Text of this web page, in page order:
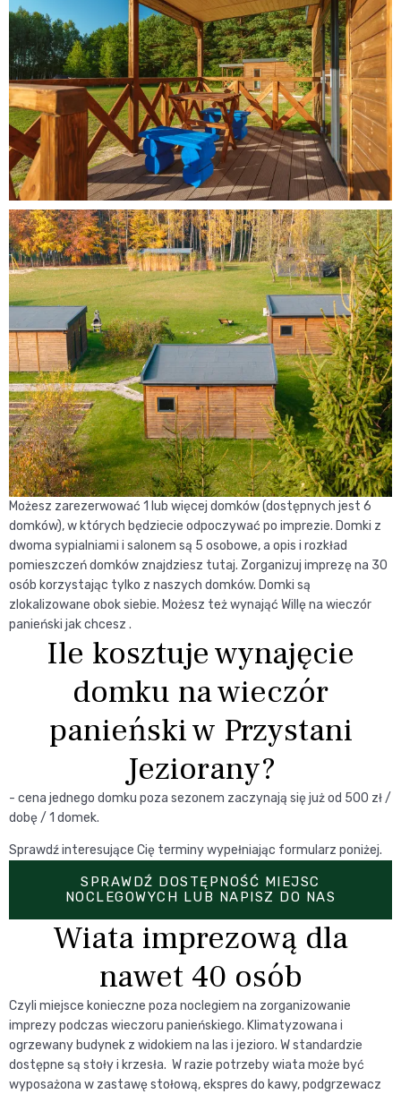
Możesz zarezerwować 1 lub więcej domków (dostępnych jest 6
domków), w których będziecie odpoczywać po imprezie. Domki z
dwoma sypialniami i salonem są 5 osobowe, a opis i rozkład
pomieszczeń domków znajdziesz tutaj. Zorganizuj imprezę na 30
osób korzystając tylko z naszych domków. Domki są
zlokalizowane obok siebie. Możesz też wynająć Willę na wieczór
panieński jak chcesz .
Ile kosztuje wynajęcie
domku na wieczór
panieński w Przystani
Jeziorany?
- cena jednego domku poza sezonem zaczynają się już od 500 zł /
dobę / 1 domek.
Sprawdź interesujące Cię terminy wypełniając formularz poniżej.
SPRAWDŹ DOSTĘPNOŚĆ MIEJSC
NOCLEGOWYCH LUB NAPISZ DO NAS
Wiata imprezową dla
nawet 40 osób
Czyli miejsce konieczne poza noclegiem na zorganizowanie
imprezy podczas wieczoru panieńskiego. Klimatyzowana i
ogrzewany budynek z widokiem na las i jezioro. W standardzie
dostępne są stoły i krzesła. W razie potrzeby wiata może być
wyposażona w zastawę stołową, ekspres do kawy, podgrzewacz